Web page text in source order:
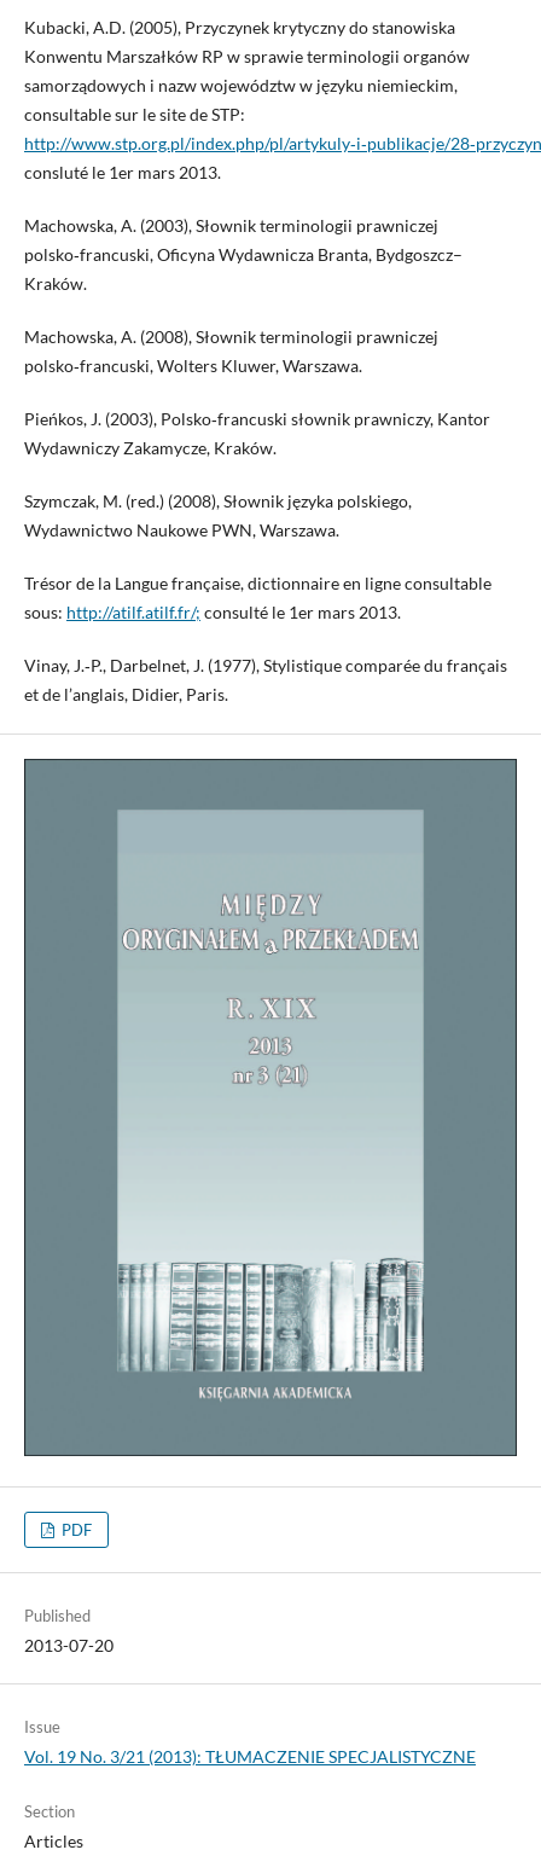
Kubacki, A.D. (2005), Przyczynek krytyczny do stanowiska
Konwentu Marszałków RP w sprawie terminologii organów
samorządowych i nazw województw w języku niemieckim,
consultable sur le site de STP:
http://www.stp.org.pl/index.php/pl/artykuly‑i‑publikacje/
consluté le 1er mars 2013.
Machowska, A. (2003), Słownik terminologii prawniczej
polsko‑francuski, Oficyna Wydawnicza Branta, Bydgoszcz–
Kraków.
Machowska, A. (2008), Słownik terminologii prawniczej
polsko‑francuski, Wolters Kluwer, Warszawa.
Pieńkos, J. (2003), Polsko‑francuski słownik prawniczy, Kantor
Wydawniczy Zakamycze, Kraków.
Szymczak, M. (red.) (2008), Słownik języka polskiego,
Wydawnictwo Naukowe PWN, Warszawa.
Trésor de la Langue française, dictionnaire en ligne consultable
sous: http://atilf.atilf.fr/; consulté le 1er mars 2013.
Vinay, J.‑P., Darbelnet, J. (1977), Stylistique comparée du français
et de l’anglais, Didier, Paris.
PDF
Published
2013-07-20
Issue
Vol. 19 No. 3/21 (2013): TŁUMACZENIE SPECJALISTYCZNE
Section
Articles